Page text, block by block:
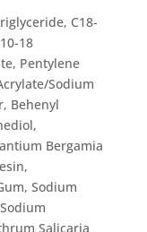
C18-
18
Pentylene
Sodium
Behenyl
Bergamia
Sodium
Salicaria